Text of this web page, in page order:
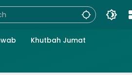
Khutbah Jumat